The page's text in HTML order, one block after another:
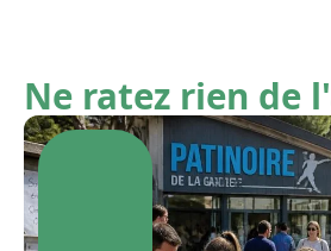
Ne ratez rien de